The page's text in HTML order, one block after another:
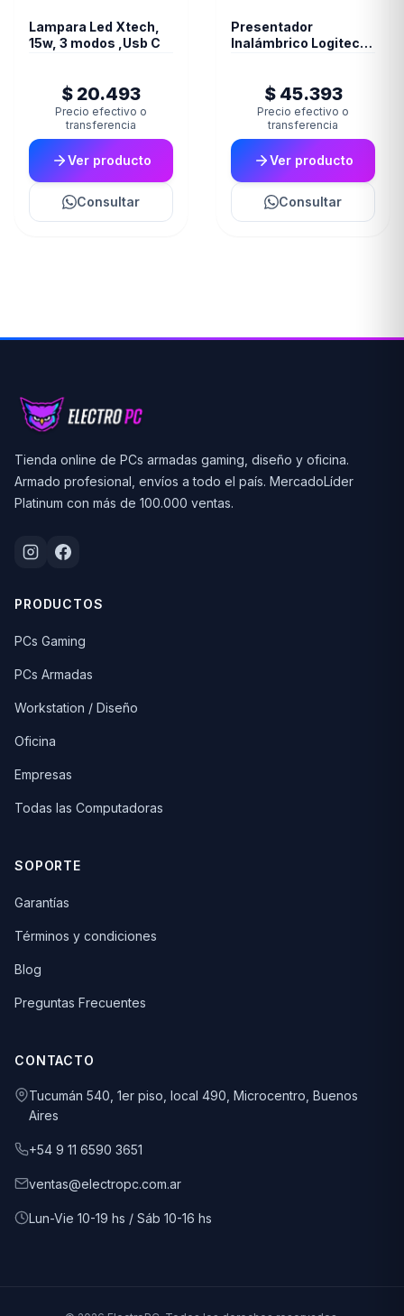
Lampara Led Xtech,
15w, 3 modos ,Usb C
$ 20.493
Precio efectivo o
transferencia
Ver producto
Consultar
Presentador
Inalámbrico Logitech
$ 45.393
Precio efectivo o
transferencia
Ver producto
Consultar
Tienda online de PCs armadas gaming, diseño y oficina.
Armado profesional, envíos a todo el país. MercadoLíder
Platinum con más de 100.000 ventas.
PRODUCTOS
PCs Gaming
PCs Armadas
Workstation / Diseño
Oficina
Empresas
Todas las Computadoras
SOPORTE
Garantías
Términos y condiciones
Blog
Preguntas Frecuentes
CONTACTO
Tucumán 540, 1er piso, local 490, Microcentro, Buenos
Aires
+54 9 11 6590 3651
ventas@electropc.com.ar
Lun-Vie 10-19 hs / Sáb 10-16 hs